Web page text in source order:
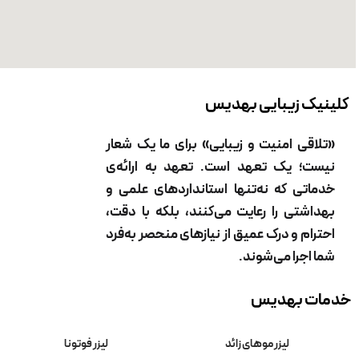
۳. دستگاه الکساندرایت
مناسب پوست روشن
اثرگذاری سریع
اما برای پوست‌های سبزه یا تیره مناسب نیست
جمع‌بندی انتخاب دستگاه
اگر بخواهیم از نظر
کلینیک زیبایی بهدیس
«تلاقی امنیت و زیبایی» برای ما یک شعار
نیست؛ یک تعهد است. تعهد به ارائه‌ی
خدماتی که نه‌تنها استانداردهای علمی و
بهداشتی را رعایت می‌کنند، بلکه با دقت،
احترام و درک عمیق از نیازهای منحصر به‌فرد
شما اجرا می‌شوند.
بهدیس
لیزر موهای زائد لیزر فوتونا